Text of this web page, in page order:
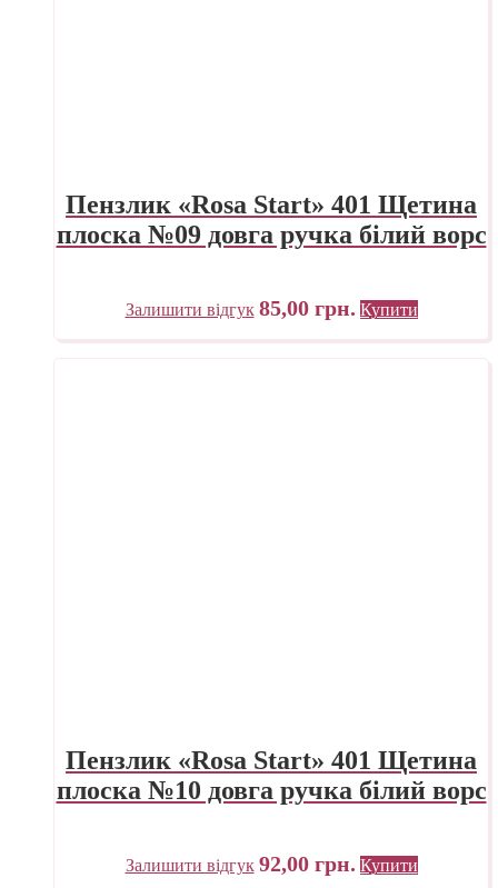
Пензлик «Rosa Start» 401 Щетина
плоска №09 довга ручка білий ворс
Залишити відгук 85,00 грн. Купити
Пензлик «Rosa Start» 401 Щетина
плоска №10 довга ручка білий ворс
Залишити відгук 92,00 грн. Купити